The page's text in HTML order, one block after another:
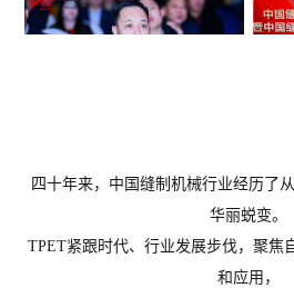
四十年来，中国缝制机械行业经历了
华丽蜕变。
TPET紧跟时代、行业发展步伐，聚焦
和应用，